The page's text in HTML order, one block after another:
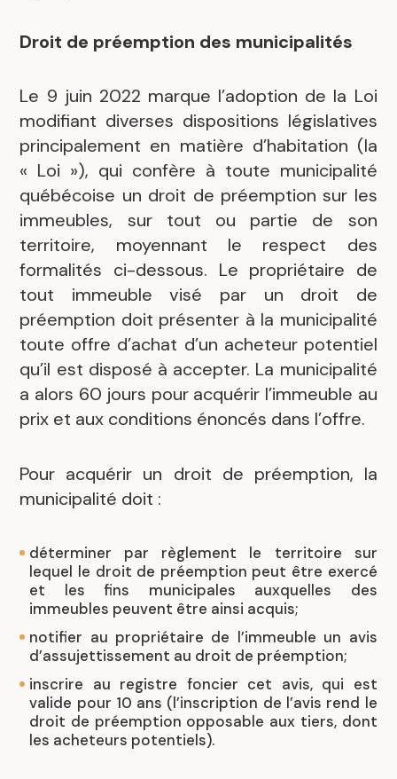
Droit de préemption des municipalités
Le 9 juin 2022 marque l’adoption de la Loi
modifiant diverses dispositions législatives
principalement en matière d’habitation (la
« Loi »), qui confère à toute municipalité
québécoise un droit de préemption sur les
immeubles, sur tout ou partie de son
territoire, moyennant le respect des
formalités ci-dessous. Le propriétaire de
tout immeuble visé par un droit de
préemption doit présenter à la municipalité
toute offre d’achat d’un acheteur potentiel
qu’il est disposé à accepter. La municipalité
a alors 60 jours pour acquérir l’immeuble au
prix et aux conditions énoncés dans l’offre.
Pour acquérir un droit de préemption, la
municipalité doit :
déterminer par règlement le territoire sur
lequel le droit de préemption peut être exercé
et les fins municipales auxquelles des
immeubles peuvent être ainsi acquis;
notifier au propriétaire de l’immeuble un avis
d’assujettissement au droit de préemption;
inscrire au registre foncier cet avis, qui est
valide pour 10 ans (l’inscription de l’avis rend le
droit de préemption opposable aux tiers, dont
les acheteurs potentiels).